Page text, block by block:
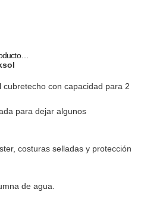
con capacidad para 2
para dejar algunos
costuras selladas y protección
de agua.